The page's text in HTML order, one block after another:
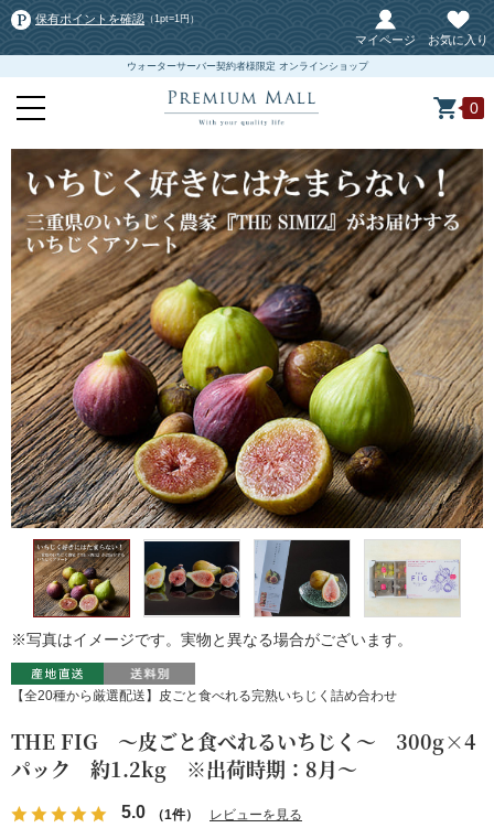
保有ポイントを確認 （1pt=1円）
マイページ お気に入り
ウォーターサーバー契約者様限定 オンラインショップ
0
※写真はイメージです。実物と異なる場合がございます。
【全20種から厳選配送】皮ごと食べれる完熟いちじく詰め合わせ
THE FIG ～皮ごと食べれるいちじく～ 300g×4
パック 約1.2kg ※出荷時期：8月～
5.0 （1件） レビューを見る